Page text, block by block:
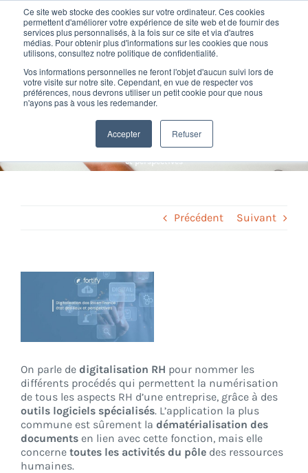
Ce site web stocke des cookies sur votre ordinateur. Ces cookies
permettent d'améliorer votre expérience de site web et de fournir des
services plus personnalisés, à la fois sur ce site et via d'autres
médias. Pour obtenir plus d'informations sur les cookies que nous
utilisons, consultez notre politique de confidentialité.
Vos informations personnelles ne feront l'objet d'aucun suivi lors de
votre visite sur notre site. Cependant, en vue de respecter vos
préférences, nous devrons utiliser un petit cookie pour que nous
n'ayons pas à vous les redemander.
Accepter Refuser
Passer
contenu
Nos offres
Formation
Nos clients
Fortify
Support
Digitalisation des RH en
France : état des lieux et
perspectives
»Digitalisation des RH en France : état des lieux
et perspectives
Précédent Suivant
agrandie
On parle de digitalisation RH pour nommer les
différents procédés qui permettent la numérisation
de tous les aspects RH d’une entreprise, grâce à des
outils logiciels spécialisés. L’application la plus
commune est sûrement la dématérialisation des
documents en lien avec cette fonction, mais elle
concerne toutes les activités du pôle des ressources
humaines.